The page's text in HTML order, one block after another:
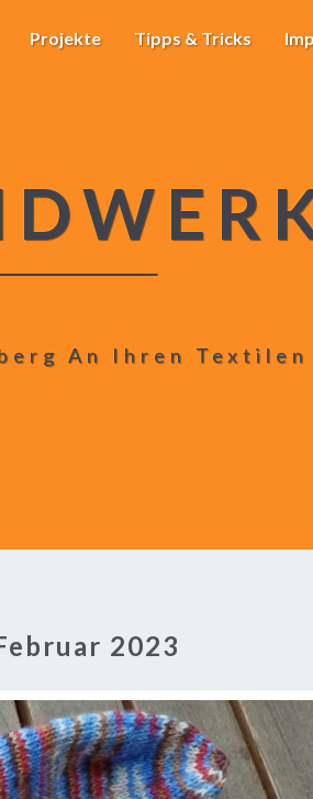
Projekte Tipps & Tricks
An Ihren
2023